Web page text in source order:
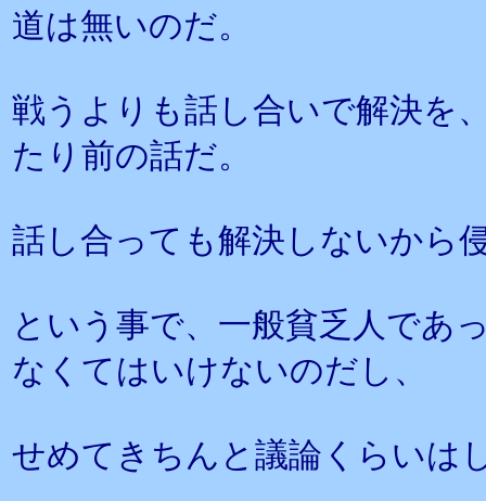
道は無いのだ。
戦うよりも話し合いで解決を
たり前の話だ。
話し合っても解決しないから
という事で、一般貧乏人であ
なくてはいけないのだし、
せめてきちんと議論くらいは